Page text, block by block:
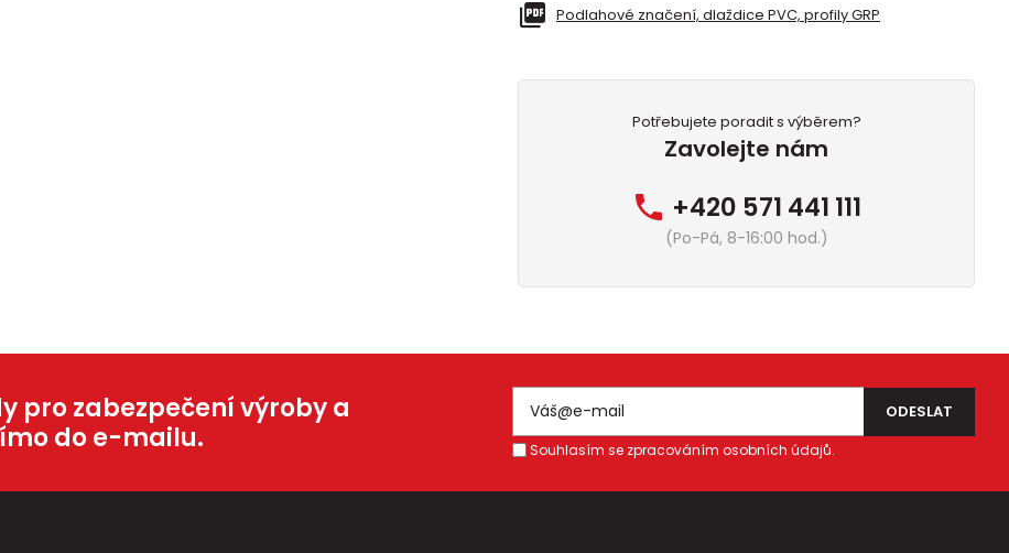
Podlahové značení, dlaždice PVC, profily GRP
Potřebujete poradit s výběrem?
Zavolejte nám
+420 571 441 111
(Po-Pá, 8-16:00 hod.)
pro zabezpečení výroby a
do e-mailu.
Souhlasím se zpracováním osobních údajů.